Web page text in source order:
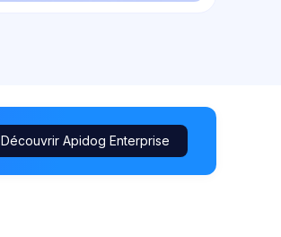
Découvrir Apidog Enterprise